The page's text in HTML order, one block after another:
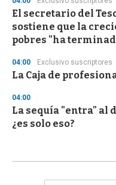
El secretario del
sostiene que la
pobres "ha
04:00 Exclusivo suscriptores
La Caja de
04:00
La sequía "entra" al
¿es solo eso?